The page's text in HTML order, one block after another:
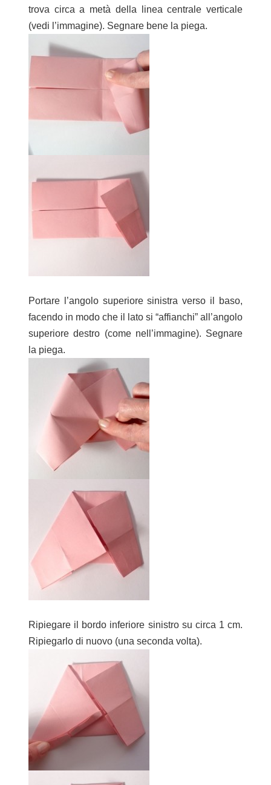
trova circa a metà della linea centrale verticale
(vedi l’immagine). Segnare bene la piega.
Portare l’angolo superiore sinistra verso il baso,
facendo in modo che il lato si “affianchi” all’angolo
superiore destro (come nell’immagine). Segnare
la piega.
Ripiegare il bordo inferiore sinistro su circa 1 cm.
Ripiegarlo di nuovo (una seconda volta).